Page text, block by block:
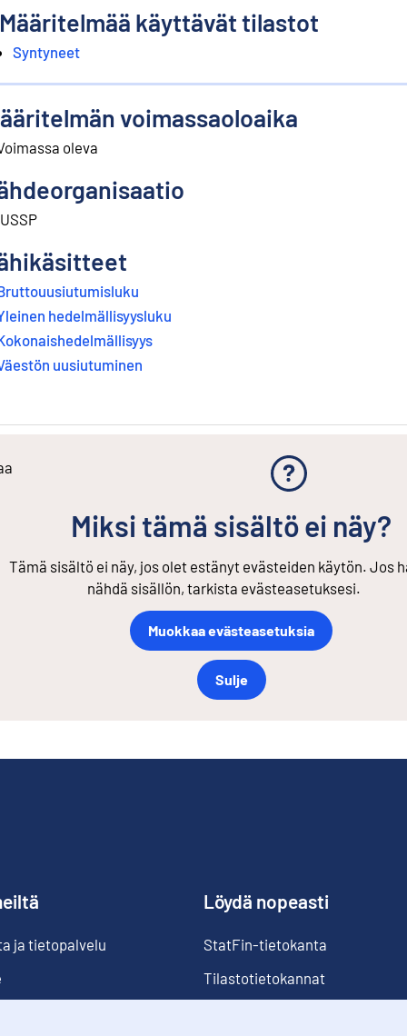
Määritelmää käyttävät tilastot
Syntyneet
voimassaoloaika
oleva
hedelmällisyysluku
uusiutuminen
Miksi tämä sisältö ei näy?
Tämä sisältö ei näy, jos olet estänyt evästeiden käytön. Jos
nähdä sisällön, tarkista evästeasetuksesi.
Muokkaa evästeasetuksia
Sulje
ja tietopalvelu
Löydä nopeasti
StatFin-tietokanta
Tilastotietokannat